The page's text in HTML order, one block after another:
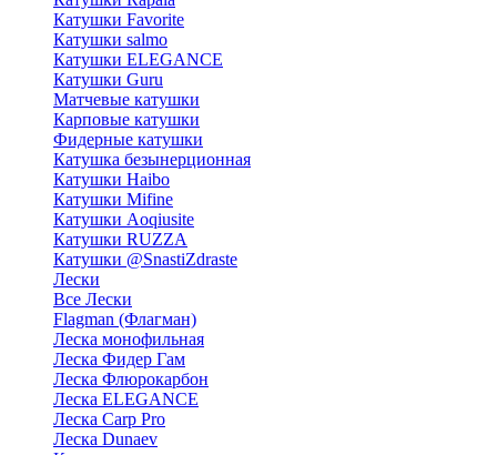
Катушки Favorite
Катушки salmo
Катушки ELEGANCE
Катушки Guru
Матчевые катушки
Карповые катушки
Фидерные катушки
Катушка безынерционная
Катушки Haibo
Катушки Mifine
Катушки Aoqiusite
Катушки RUZZA
Катушки @SnastiZdraste
Лески
Все Лески
Flagman (Флагман)
Леска монофильная
Леска Фидер Гам
Леска Флюрокарбон
Леска ELEGANCE
Леска Carp Pro
Леска Dunaev